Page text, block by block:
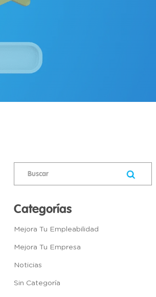
Categorías
Mejora Tu Empleabilidad
Mejora Tu Empresa
Noticias
Sin Categoría